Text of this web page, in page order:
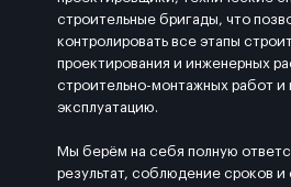
строительные бригады, что
контролировать все этапы
проектирования и инженерных
строительно-монтажных работ и
эксплуатацию.
Мы берём на себя полную
результат, соблюдение сроков и